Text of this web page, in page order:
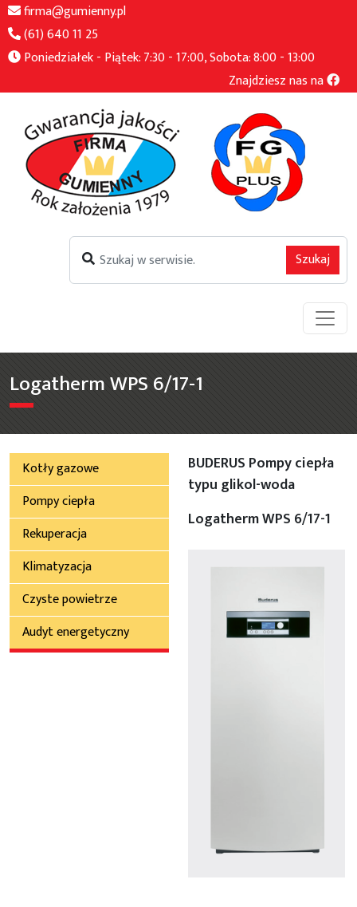
firma@gumienny.pl
(61) 640 11 25
Poniedziałek - Piątek: 7:30 - 17:00, Sobota: 8:00 - 13:00
Znajdziesz nas na
Szukaj
Logatherm WPS 6/17-1
Kotły gazowe
Pompy ciepła
Rekuperacja
Klimatyzacja
Czyste powietrze
Audyt energetyczny
BUDERUS Pompy ciepła
typu glikol-woda
Logatherm WPS 6/17-1